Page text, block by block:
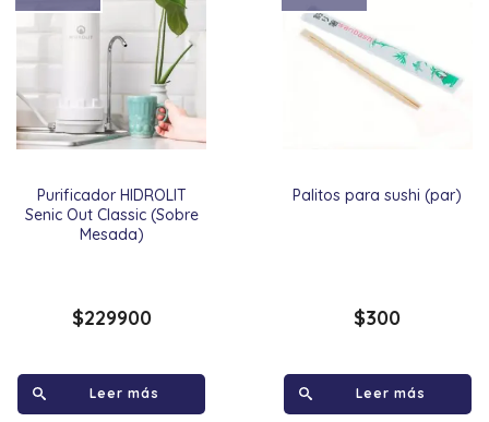
Purificador HIDROLIT
Senic Out Classic (Sobre
Mesada)
$229900
Leer más
Palitos para sushi (par)
$300
Leer más